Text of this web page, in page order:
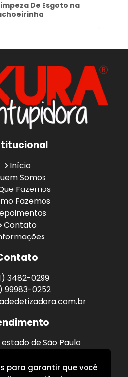
De Esgoto na
Início
Somos
Fazemos
Fazemos
Contato
3482-0299
99983-0252
de São Paulo
para garantir que você